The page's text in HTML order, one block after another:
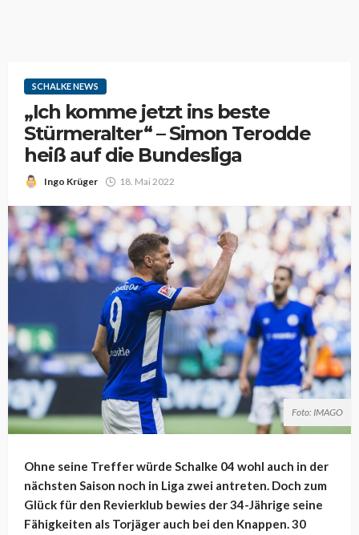
SCHALKE NEWS
„Ich komme jetzt ins beste
Stürmeralter“ – Simon Terodde
heiß auf die Bundesliga
Ingo Krüger 18. Mai 2022
Foto: IMAGO
Ohne seine Treffer würde Schalke 04 wohl auch in der
nächsten Saison noch in Liga zwei antreten. Doch zum
Glück für den Revierklub bewies der 34-Jährige seine
Fähigkeiten als Torjäger auch bei den Knappen. 30